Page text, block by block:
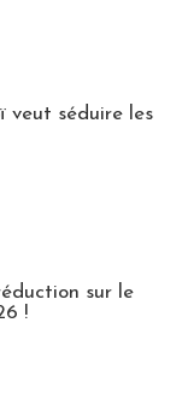
veut séduire les
sur le
!